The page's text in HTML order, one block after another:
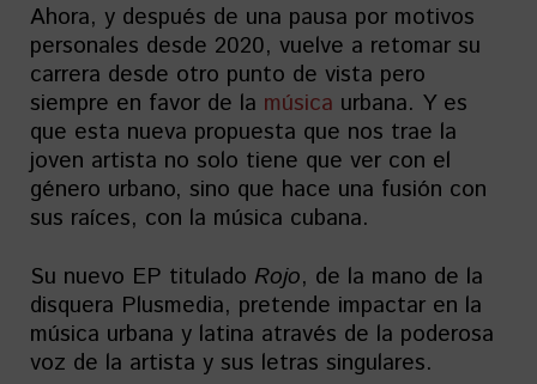
Ahora, y después de una pausa por motivos
personales desde 2020, vuelve a retomar su
carrera desde otro punto de vista pero
siempre en favor de la música urbana. Y es
que esta nueva propuesta que nos trae la
joven artista no solo tiene que ver con el
género urbano, sino que hace una fusión con
sus raíces, con la música cubana.
Su nuevo EP titulado Rojo, de la mano de la
disquera Plusmedia, pretende impactar en la
música urbana y latina através de la poderosa
voz de la artista y sus letras singulares.